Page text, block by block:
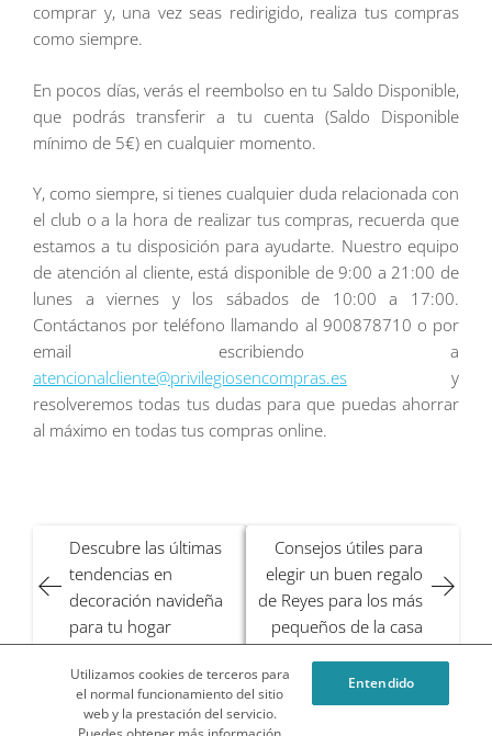
comprar y, una vez seas redirigido, realiza tus compras
como siempre.
En pocos días, verás el reembolso en tu Saldo Disponible,
que podrás transferir a tu cuenta (Saldo Disponible
mínimo de 5€) en cualquier momento.
Y, como siempre, si tienes cualquier duda relacionada con
el club o a la hora de realizar tus compras, recuerda que
estamos a tu disposición para ayudarte. Nuestro equipo
de atención al cliente, está disponible de 9:00 a 21:00 de
lunes a viernes y los sábados de 10:00 a 17:00.
Contáctanos por teléfono llamando al 900878710 o por
email escribiendo a
atencionalcliente@privilegiosencompras.es y
resolveremos todas tus dudas para que puedas ahorrar
al máximo en todas tus compras online.
Navegación
entradas
Descubre las últimas
tendencias en
decoración navideña
para tu hogar
Consejos útiles para
elegir un buen regalo
de Reyes para los más
pequeños de la casa
¿Qué es Privilegios en Compras o Privicompras?
Condiciones Generales del Blog
Utilizamos cookies de terceros para
el normal funcionamiento del sitio
web y la prestación del servicio.
Entendido